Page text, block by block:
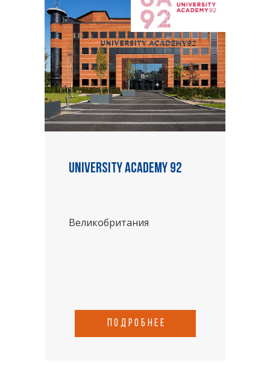
University Academy 92
Великобритания
подробнее